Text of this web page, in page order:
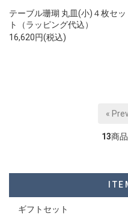
テーブル珊瑚 丸皿(小)４枚セッ
ト（ラッピング代込）
16,620円(税込)
«
13商
ギフトセット